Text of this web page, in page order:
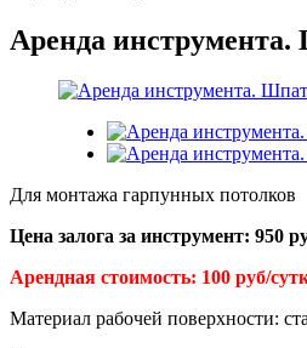
Аренда инструмента.
Для монтажа гарпунных потолков
Цена залога за инструмент: 950
Арендная стоимость: 100 руб/
Материал рабочей поверхности: